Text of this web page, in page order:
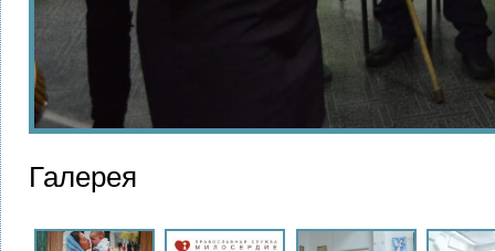
Галерея